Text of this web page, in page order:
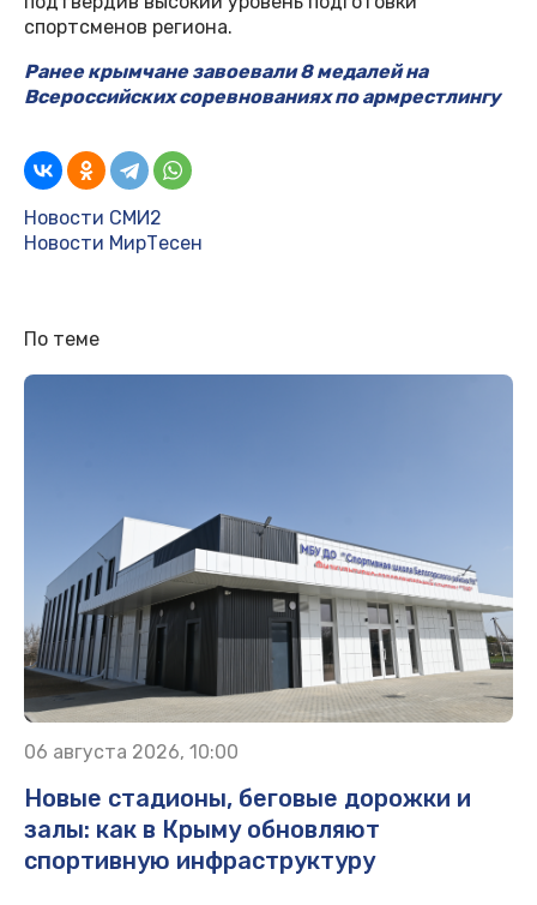
спортсменов региона.
Ранее крымчане завоевали 8 медалей на
Всероссийских соревнованиях по армрестлингу
Новости СМИ2
Новости МирТесен
По теме
06 августа 2026, 10:00
Новые стадионы, беговые дорожки и
залы: как в Крыму обновляют
спортивную инфраструктуру